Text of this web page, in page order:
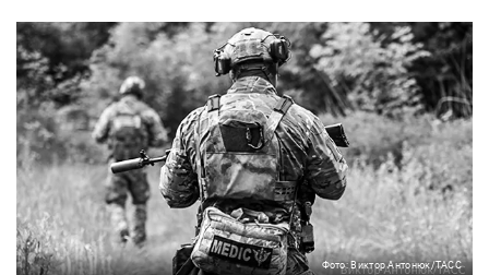
Фото: Виктор Антонюк/ТАСС